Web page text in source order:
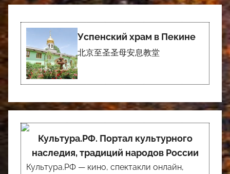
Успенский храм в Пекине
北京至圣圣母安息教堂
Культура.РФ. Портал культурного
наследия, традиций народов России
Культура.РФ — кино, спектакли онлайн,